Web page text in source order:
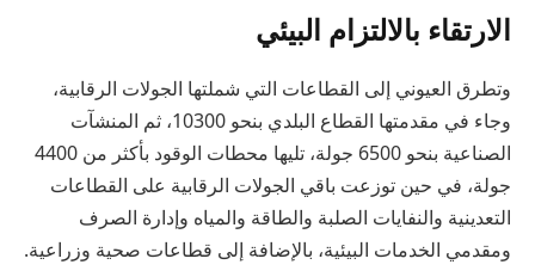
الارتقاء بالالتزام البيئي
وتطرق العيوني إلى القطاعات التي شملتها الجولات الرقابية،
وجاء في مقدمتها القطاع البلدي بنحو 10300، ثم المنشآت
الصناعية بنحو 6500 جولة، تليها محطات الوقود بأكثر من 4400
جولة، في حين توزعت باقي الجولات الرقابية على القطاعات
التعدينية والنفايات الصلبة والطاقة والمياه وإدارة الصرف
ومقدمي الخدمات البيئية، بالإضافة إلى قطاعات صحية وزراعية.